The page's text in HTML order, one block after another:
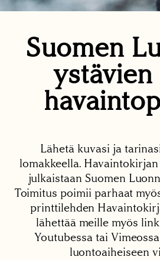
Suomen
ystävien
Lähetä kuvasi ja
lomakkeella.
julkaistaan Suomen
Toimitus poimii parhaat
printtilehden
lähettää meille myös
Youtubessa tai
luontoaiheiseen